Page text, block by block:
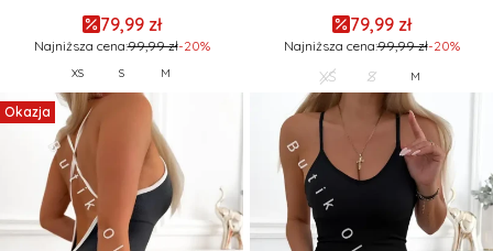
79,99 zł
Najniższa cena:99,99 zł-20%
XS S M
79,99 zł
Najniższa cena:99,99 zł-20%
XS S M
Okazja